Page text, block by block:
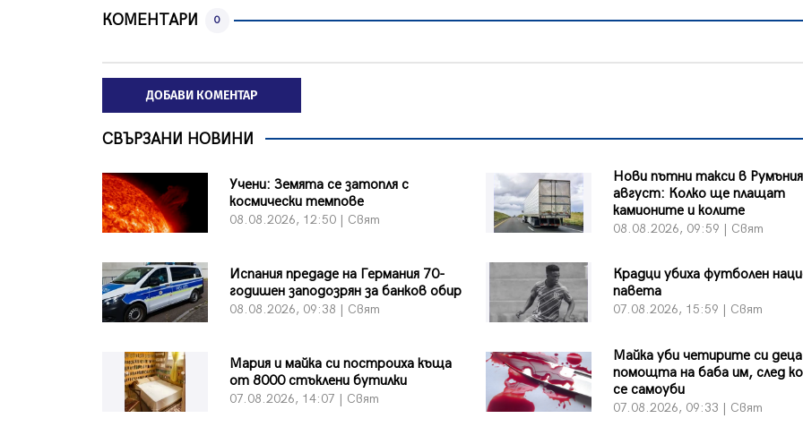
КОМЕНТАРИ 0
ДОБАВИ КОМЕНТАР
СВЪРЗАНИ НОВИНИ
Учени: Земята се затопля с
космически темпове
08.08.2026, 12:50 | Свят
Нови пътни такси в
август: Колко ще плащат
камионите и колите
08.08.2026, 09:59 | Свят
Испания предаде на Германия 70-
годишен заподозрян за банков обир
08.08.2026, 09:38 | Свят
Крадци убиха футболен
павета
07.08.2026, 15:59 | Свят
Мария и майка си построиха къща
от 8000 стъклени бутилки
07.08.2026, 14:07 | Свят
Майка уби четирите си
помощта на баба им, след
се самоуби
07.08.2026, 09:33 | Свят